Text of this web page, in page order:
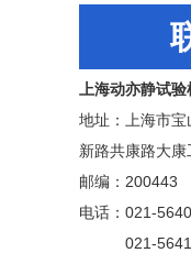
上海动亦静试
地址：上海市
新路共康路大康
邮编：200443
电话：021-
021-